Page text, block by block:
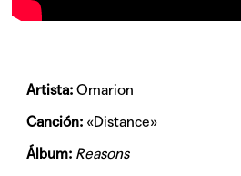
Artista: Omarion
Canción: «Distance»
Álbum: Reasons